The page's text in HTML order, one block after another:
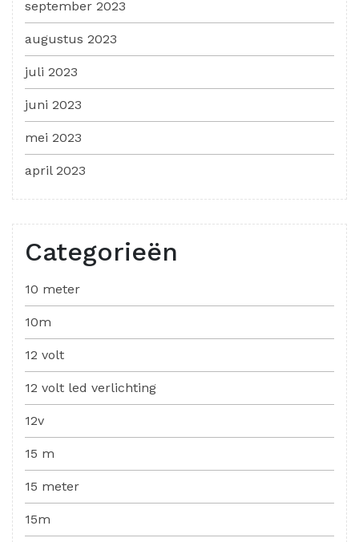
september 2023
augustus 2023
juli 2023
juni 2023
mei 2023
april 2023
Categorieën
10 meter
10m
12 volt
12 volt led verlichting
12v
15 m
15 meter
15m